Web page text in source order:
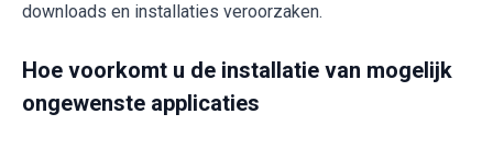
downloads en installaties veroorzaken.
Hoe voorkomt u de installatie van mogelijk
ongewenste applicaties